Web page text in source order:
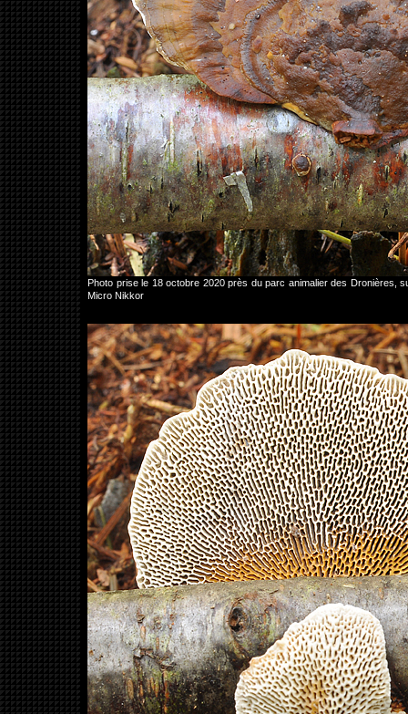
Photo prise le 18 octobre 2020 près du parc animalier des Dronières,
Micro Nikkor